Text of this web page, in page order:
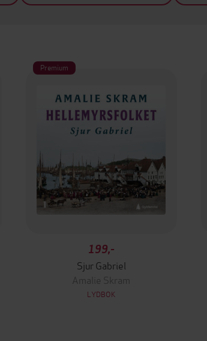
Premium
199,-
Sjur Gabriel
Amalie Skram
LYDBOK